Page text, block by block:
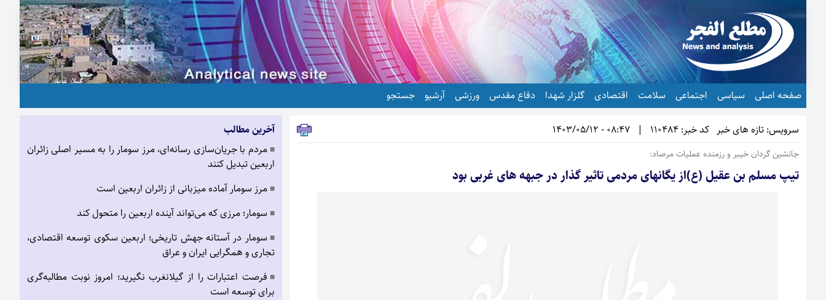
صفحه اصلی سیاسی اجتماعی سلامت اقتصادی گلزار شهدا دفاع مقدس ورزشی آرشیو جستجو
سرویس: تازه های خبر کد خبر: 110484 |
08:47 - 1403/05/12
جانشین گردان خیبر و رزمنده عملیات مرصاد:
تیپ مسلم بن عقیل (ع)از یگانهای مردمی تاثیر گذار در جبهه های غربی بود
آخرین مطالب
■ مردم با جریان‌سازی رسانه‌ای، مرز سومار را به مسیر اصلی زائران
اربعین تبدیل کنند
■ مرز سومار آماده میزبانی از زائران اربعین است
■ سومار؛ مرزی که می‌تواند آینده اربعین را متحول کند
■ سومار در آستانه جهش تاریخی؛ اربعین سکوی توسعه اقتصادی،
تجاری و همگرایی ایران و عراق
■ فرصت اعتبارات را از گیلانغرب نگیرید؛ امروز نوبت مطالبه‌گری
برای توسعه است